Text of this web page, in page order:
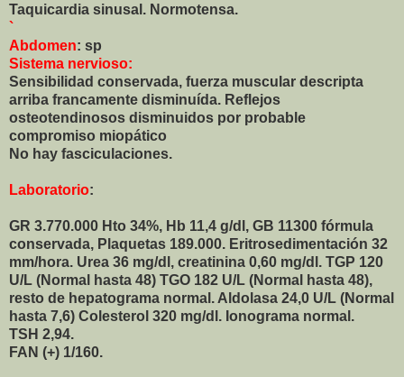
Taquicardia sinusal. Normotensa.
`
Abdomen: sp
Sistema nervioso:
Sensibilidad conservada, fuerza muscular descripta
arriba francamente disminuída. Reflejos
osteotendinosos disminuidos por probable
compromiso miopático
No hay fasciculaciones.
Laboratorio:
GR 3.770.000 Hto 34%, Hb 11,4 g/dl, GB 11300 fórmula
conservada, Plaquetas 189.000. Eritrosedimentación 32
mm/hora. Urea 36 mg/dl, creatinina 0,60 mg/dl. TGP 120
U/L (Normal hasta 48) TGO 182 U/L (Normal hasta 48),
resto de hepatograma normal. Aldolasa 24,0 U/L (Normal
hasta 7,6) Colesterol 320 mg/dl. Ionograma normal.
TSH 2,94.
FAN (+) 1/160.